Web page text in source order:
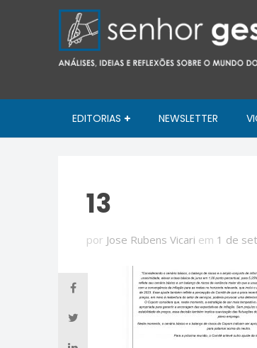
EDITORIAS NEWSLETTER
13
por Jose Rubens Vicari em 1 de